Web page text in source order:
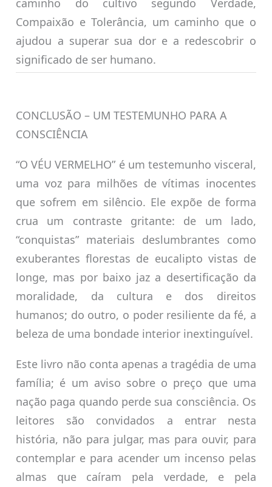
caminho do cultivo segundo Verdade,
Compaixão e Tolerância, um caminho que o
ajudou a superar sua dor e a redescobrir o
significado de ser humano.
CONCLUSÃO – UM TESTEMUNHO PARA A
CONSCIÊNCIA
“O VÉU VERMELHO” é um testemunho visceral,
uma voz para milhões de vítimas inocentes
que sofrem em silêncio. Ele expõe de forma
crua um contraste gritante: de um lado,
“conquistas” materiais deslumbrantes como
exuberantes florestas de eucalipto vistas de
longe, mas por baixo jaz a desertificação da
moralidade, da cultura e dos direitos
humanos; do outro, o poder resiliente da fé, a
beleza de uma bondade interior inextinguível.
Este livro não conta apenas a tragédia de uma
família; é um aviso sobre o preço que uma
nação paga quando perde sua consciência. Os
leitores são convidados a entrar nesta
história, não para julgar, mas para ouvir, para
contemplar e para acender um incenso pelas
almas que caíram pela verdade, e pela